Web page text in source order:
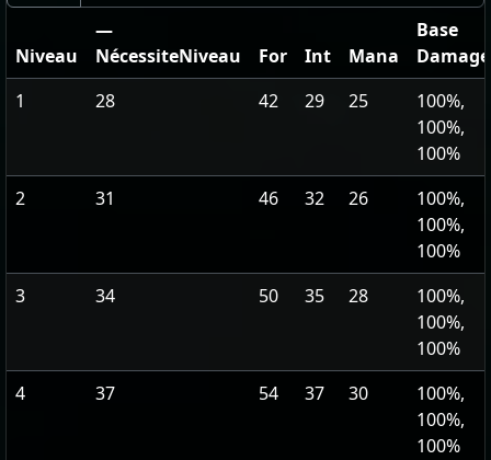
Niveau
—
NécessiteNiveau
For Int Mana
Base
Damage
1
28 42 29 25
100%,
100%,
100%
2
31 46 32 26
100%,
100%,
100%
3
34 50 35 28
100%,
100%,
100%
4
37 54 37 30
100%,
100%,
100%